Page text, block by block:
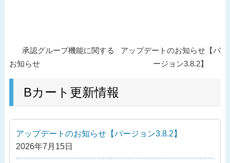
ナ
シ
ョ
ン
過
去
投
承認グループ機能に関する
お知らせ
次
アップデートのお知らせ【バ
ージョン3.8.2】
Bカート更新情報
アップデートのお知らせ【バージョン3.8.2】
2026年7月15日